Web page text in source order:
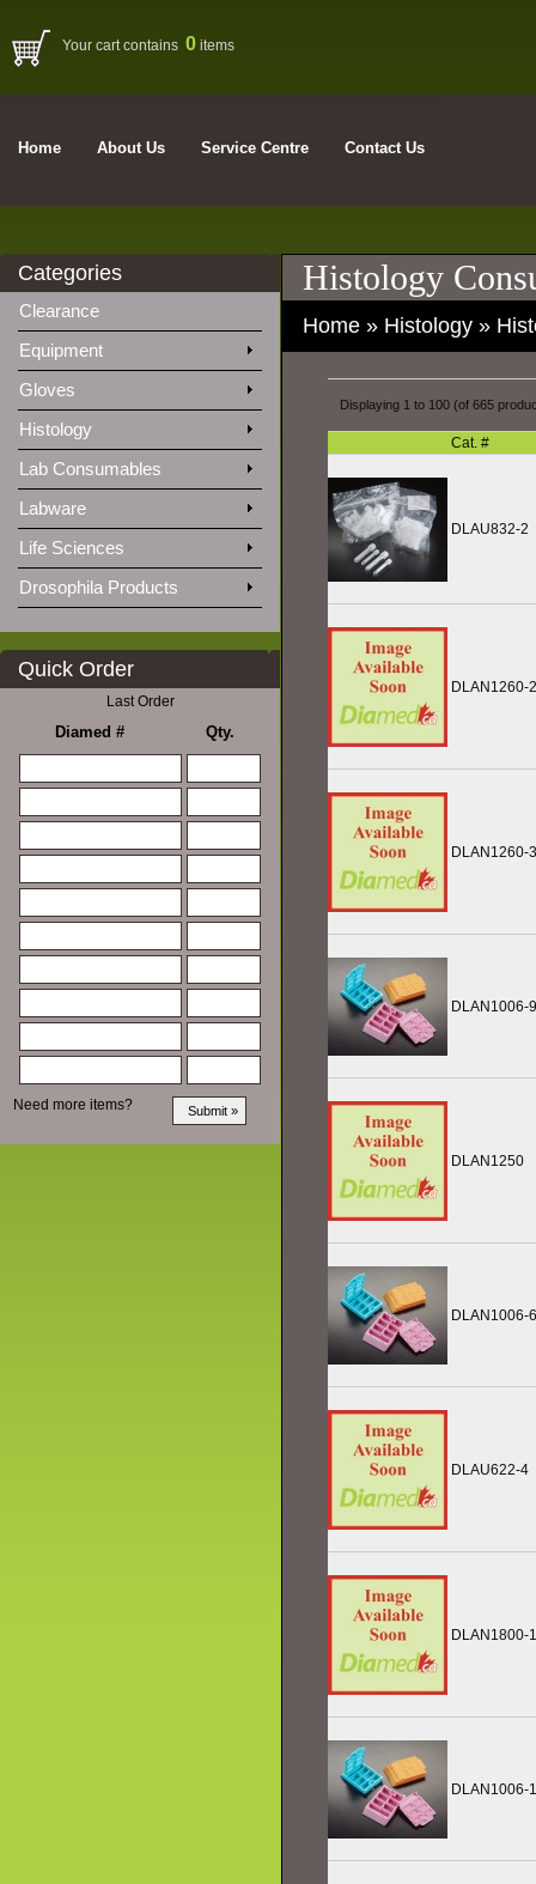
Your cart contains 0 items
Home About Us Service Centre Contact Us
Categories
Clearance
Equipment
Gloves
Histology
Lab Consumables
Labware
Life Sciences
Drosophila Products
Quick Order
Last Order
Diamed # Qty.
Need more items?
Histology
Home » Histology »
Displaying 1 to 100 (of 665
Cat. #
DLAU832-2
DLAN1260-2
DLAN1260-3
DLAN1006-9
DLAN1250
DLAN1006-6
DLAU622-4
DLAN1800-
DLAN1006-